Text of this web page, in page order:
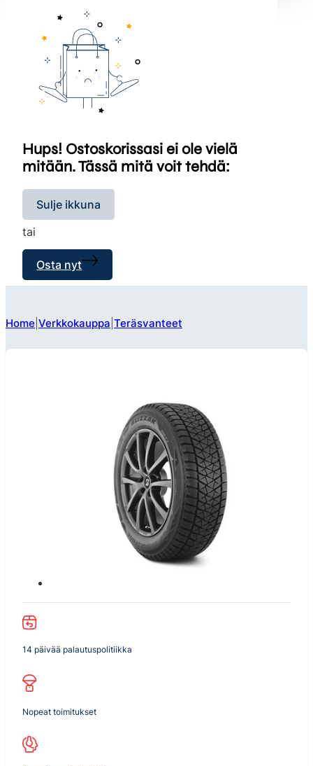
Hups! Ostoskorissasi ei ole vielä
mitään. Tässä mitä voit tehdä:
Sulje ikkuna
tai
Osta nyt
Home Verkkokauppa Teräsvanteet
14 päivää palautuspolitiikka
Nopeat toimitukset